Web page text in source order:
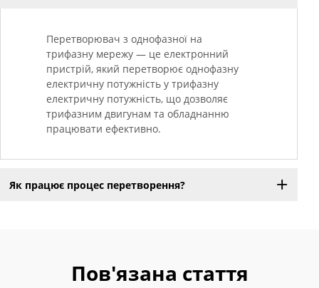
Перетворювач з однофазної на
трифазну мережу — це електронний
пристрій, який перетворює однофазну
електричну потужність у трифазну
електричну потужність, що дозволяє
трифазним двигунам та обладнанню
працювати ефективно.
Як працює процес перетворення?
Пов'язана стаття